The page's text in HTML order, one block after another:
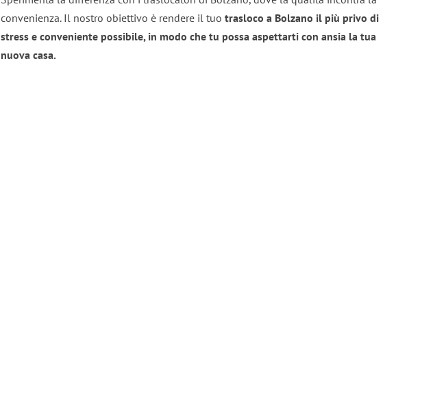
convenienza. Il nostro obiettivo è rendere il tuo trasloco a Bolzano il più privo di
stress e conveniente possibile, in modo che tu possa aspettarti con ansia la tua
nuova casa.